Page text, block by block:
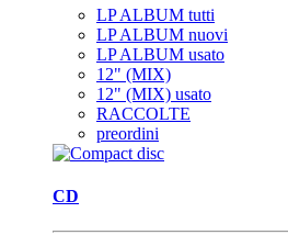
LP ALBUM tutti
LP ALBUM nuovi
LP ALBUM usato
12" (MIX)
12" (MIX) usato
RACCOLTE
preordini
CD